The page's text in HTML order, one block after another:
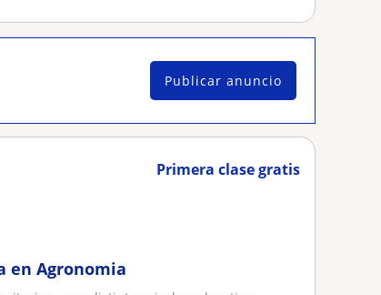
Publicar anuncio
Primera clase gratis
en Agronomia